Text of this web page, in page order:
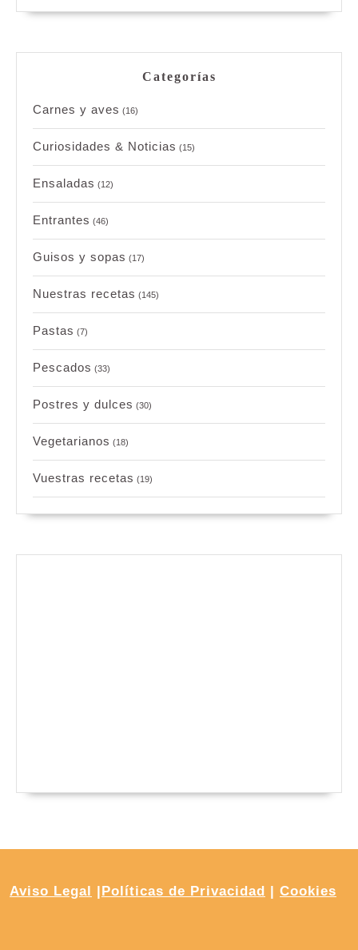
Categorías
Carnes y aves (16)
Curiosidades & Noticias (15)
Ensaladas (12)
Entrantes (46)
Guisos y sopas (17)
Nuestras recetas (145)
Pastas (7)
Pescados (33)
Postres y dulces (30)
Vegetarianos (18)
Vuestras recetas (19)
Aviso Legal |Políticas de Privacidad | Cookies